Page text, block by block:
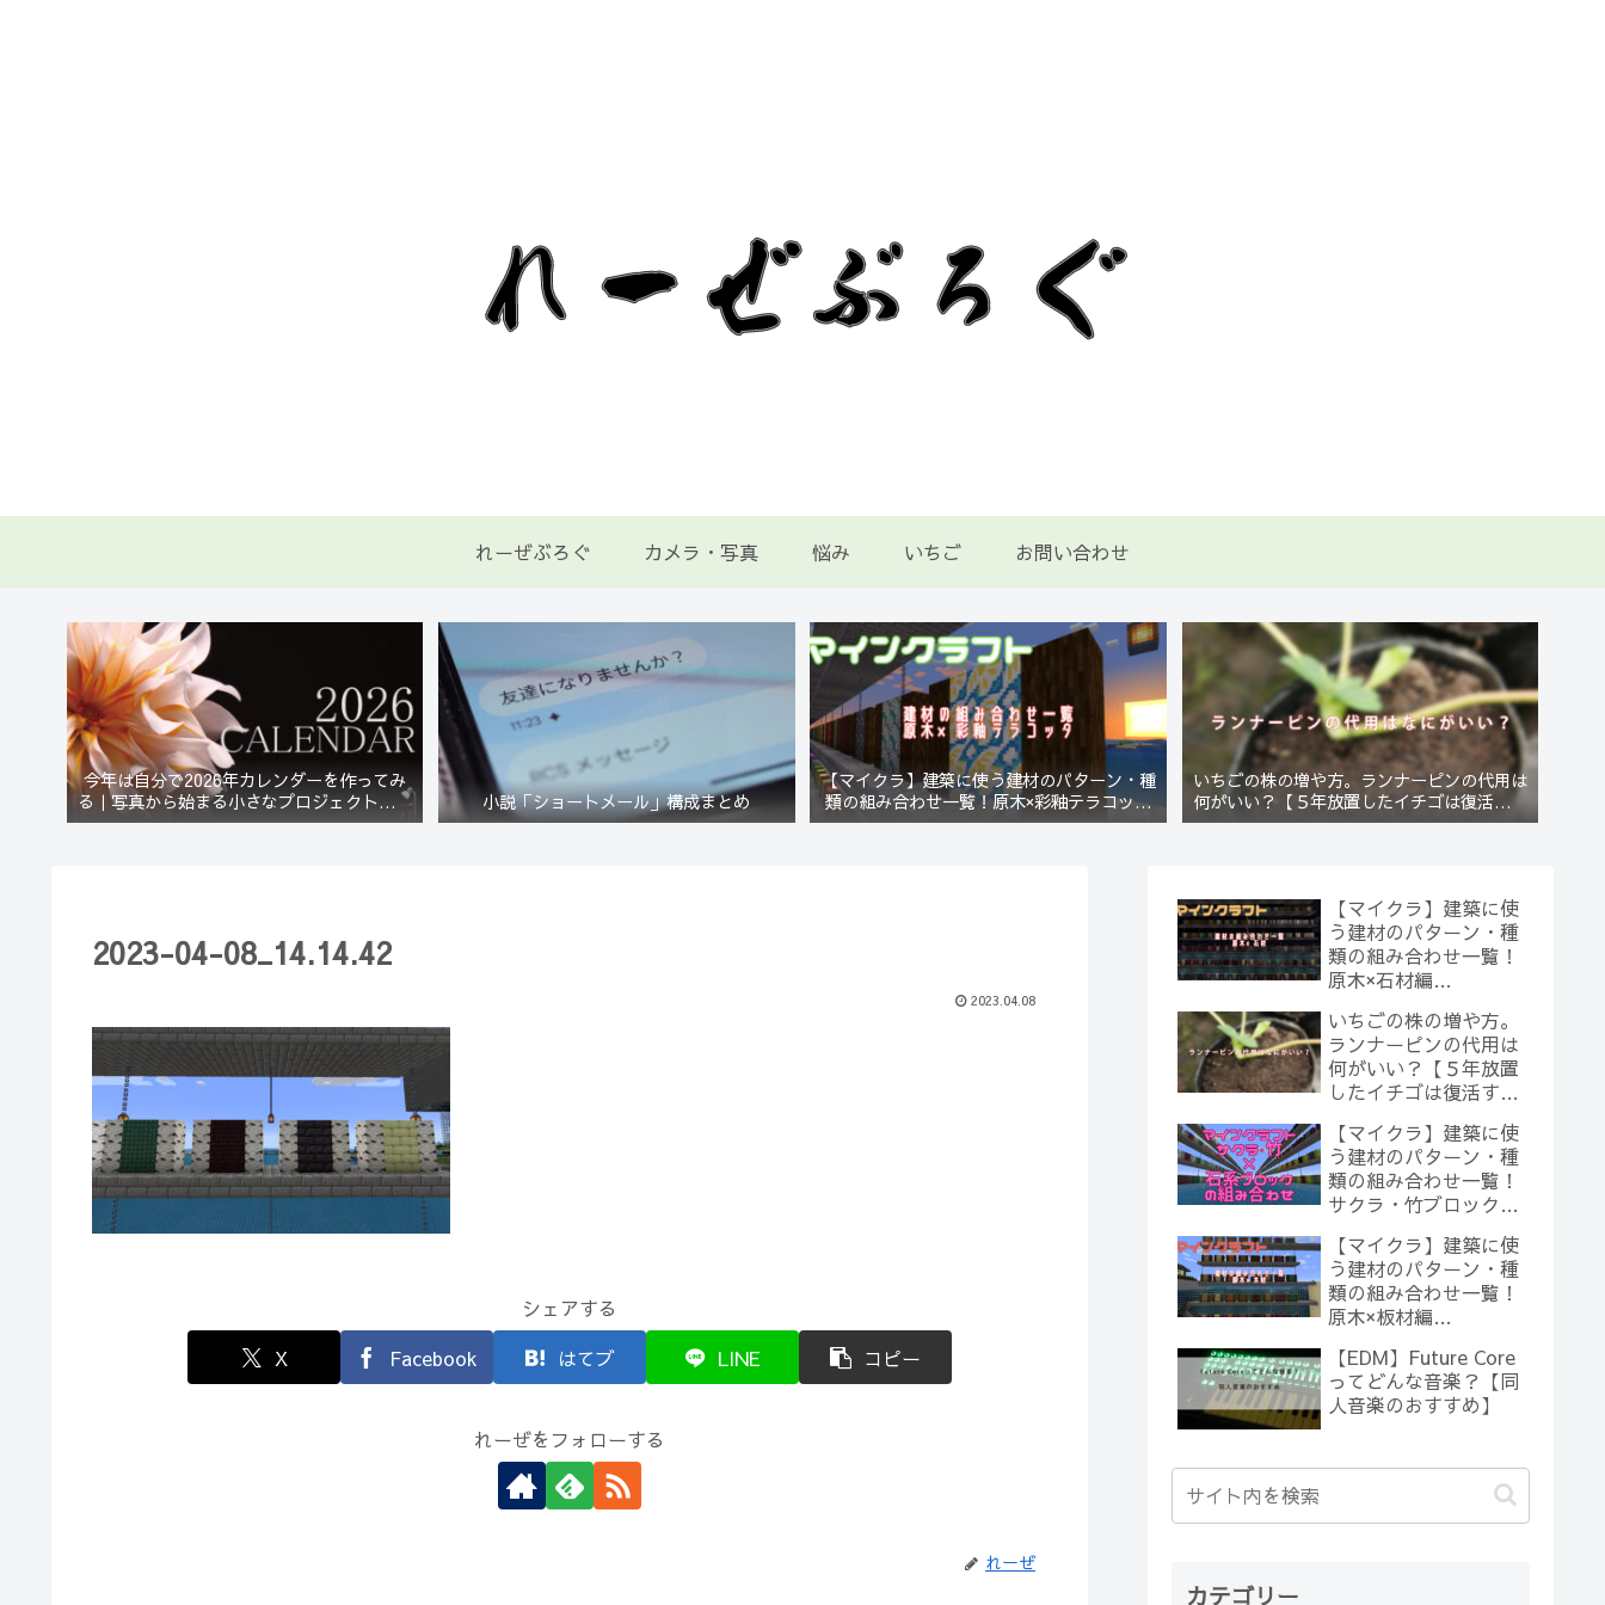
れーぜぶろぐ カメラ・写真 悩み いちご お問い合わせ
今年は自分で2026年カレンダーを作ってみ
る｜写真から始まる小さなプロジェクト【一
灯花】
小説「ショートメール」構成まとめ
【マイクラ】建築に使う建材のパターン・種
類の組み合わせ一覧！原木×彩釉テラコッタ
編【Minecraft】
いちごの株の増や方。ランナーピンの代用は
何がいい？【５年放置したイチゴは復活する
のか？(10)】
2023-04-08_14.14.42
2023.04.08
シェアする
X
Facebook はてブ LINE コピー
れーぜをフォローする
れーぜ
【マイクラ】建築に使
う建材のパターン・種
類の組み合わせ一覧！
原木×石材編
いちごの株の増や方。
ランナーピンの代用は
何がいい？【５年放置
したイチゴは復活する
【マイクラ】建築に使
う建材のパターン・種
類の組み合わせ一覧！
サクラ・竹ブロック×
【Minecraft】
【マイクラ】建築に使
う建材のパターン・種
類の組み合わせ一覧！
原木×板材編
【EDM】Future Core
ってどんな音楽？【同
人音楽のおすすめ】
カテゴリー